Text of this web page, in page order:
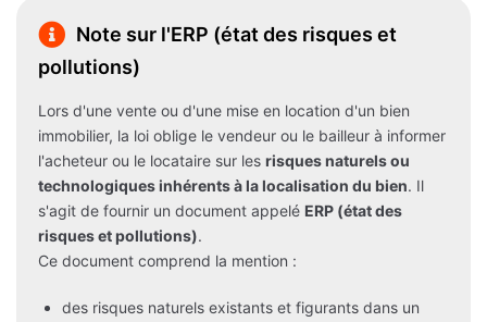
Note sur l'ERP (état des risques et
pollutions)
Lors d'une vente ou d'une mise en location d'un bien
immobilier, la loi oblige le vendeur ou le bailleur à informer
l'acheteur ou le locataire sur les risques naturels ou
technologiques inhérents à la localisation du bien. Il
s'agit de fournir un document appelé ERP (état des
risques et pollutions).
Ce document comprend la mention :
des risques naturels existants et figurants dans un